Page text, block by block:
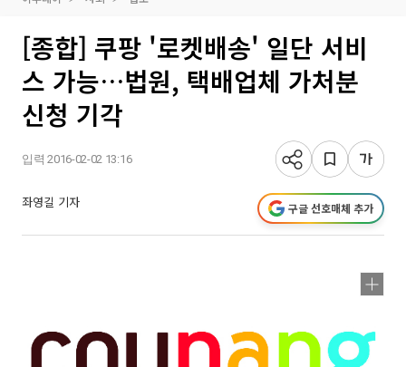
[종합] 쿠팡 '로켓배송' 일단 서비
스 가능…법원, 택배업체 가처분
신청 기각
입력 2016-02-02 13:16
좌영길 기자 구글 선호매체 추가